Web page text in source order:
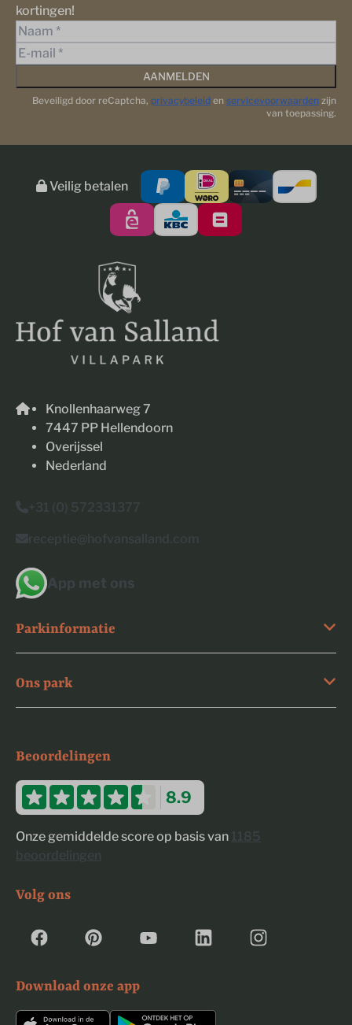
kortingen!
AANMELDEN
Beveiligd door reCaptcha, privacybeleid en servicevoorwaarden zijn
van toepassing.
Veilig betalen
Knollenhaarweg 7
7447 PP Hellendoorn
Overijssel
Nederland
+31 (0) 572331377
receptie@hofvansalland.com
App met ons
Parkinformatie
Ons park
Beoordelingen
8.9
Onze gemiddelde score op basis van 1185
beoordelingen
Volg ons
Download onze app